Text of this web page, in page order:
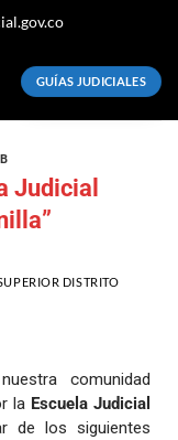
GUÍAS JUDICIALES
Judicial
DISTRITO
comunidad
la Escuela Judicial
de los siguientes